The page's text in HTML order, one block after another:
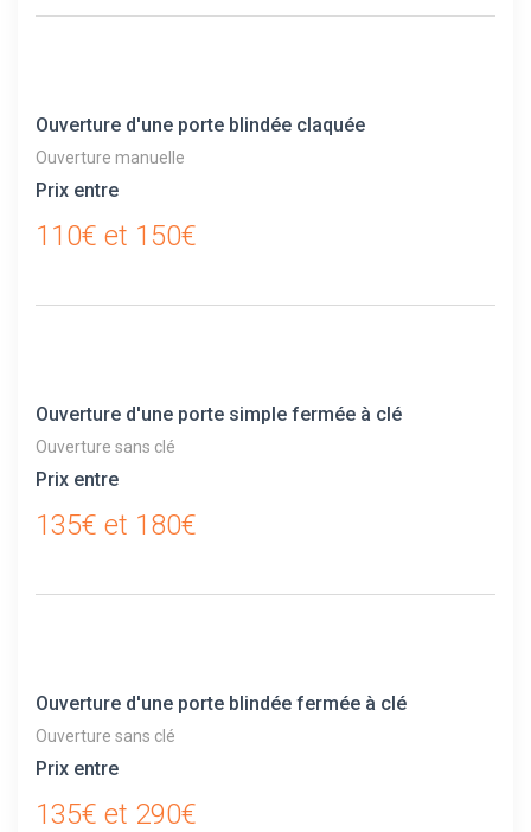
Ouverture d'une porte blindée claquée
Ouverture manuelle
Prix entre
110€ et 150€
Ouverture d'une porte simple fermée à clé
Ouverture sans clé
Prix entre
135€ et 180€
Ouverture d'une porte blindée fermée à clé
Ouverture sans clé
Prix entre
135€ et 290€